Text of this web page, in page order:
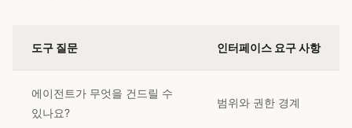
도구 질문 인터페이스 요구 사항
에이전트가 무엇을 건드릴 수
있나요?
범위와 권한 경계